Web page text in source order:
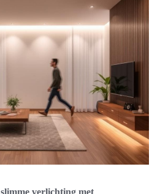
slimme verlichting met